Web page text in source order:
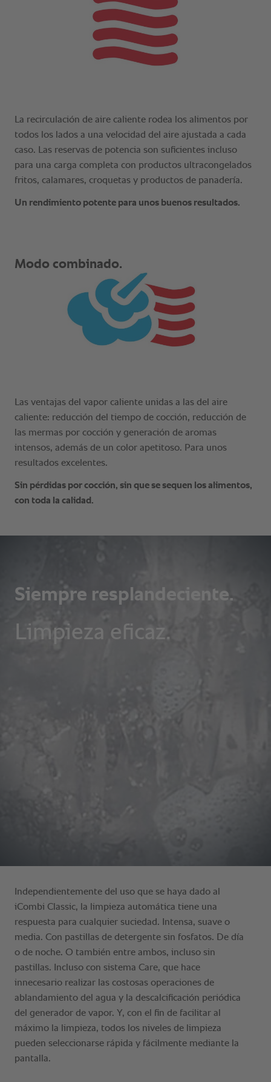
Independientemente del uso que se haya dado al
iCombi Classic, la limpieza automática tiene una
respuesta para cualquier suciedad. Intensa, suave o
media. Con pastillas de detergente sin fosfatos. De día
o de noche. O también entre ambos, incluso sin
pastillas. Incluso con sistema Care, que hace
innecesario realizar las costosas operaciones de
ablandamiento del agua y la descalcificación periódica
del generador de vapor. Y, con el fin de facilitar al
máximo la limpieza, todos los niveles de limpieza
pueden seleccionarse rápida y fácilmente mediante la
pantalla.